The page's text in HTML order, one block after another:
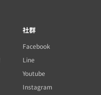
社群
Facebook
Line
Youtube
Instagram